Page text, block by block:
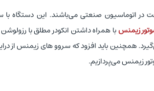
در اتوماسیون صنعتی می‌باشند. این دستگاه
زیمنسبا همراه داشتن انکودر مطلق با رزولوشن
همچنین باید افزود که سروو های زیمنس از
زیمنس می‌پردازیم.